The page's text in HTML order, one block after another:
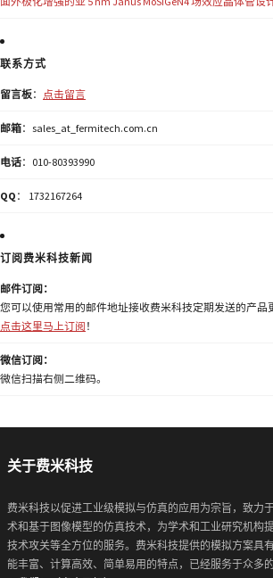
联系方式
留言板： 点击留言
邮箱：sales_at_fermitech.com.cn
电话：010-80393990
QQ ： 1732167264
订阅费米科技新闻
邮件订阅：
您可以使用常用的邮件地址接收费米科技定期发送的产品
点击这里马上订阅 ！
微信订阅：
微信扫描右侧二维码。
关于费米科技
费米科技以促进工业级模拟与仿真的应用为宗旨，致力
术和基于图像模型的仿真技术，为学术和工业研究机构
技术攻关等全方位的服务。费米科技提供的模拟方案具
能丰富、计算高效、简单易用的特点，已经服务于众多